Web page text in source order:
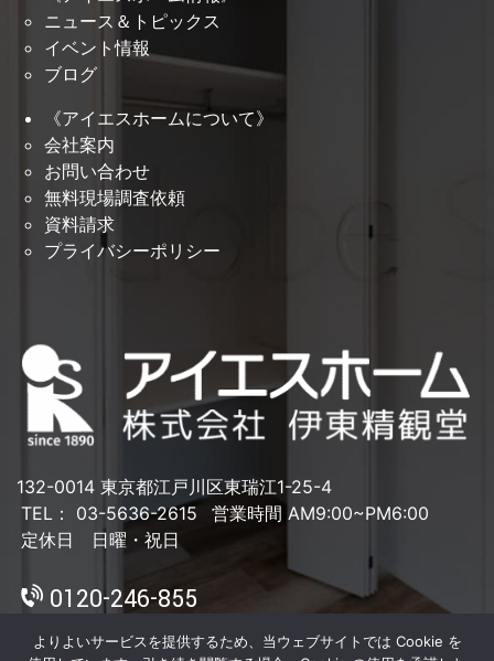
ニュース＆トピックス
イベント情報
ブログ
《アイエスホームについて》
会社案内
お問い合わせ
無料現場調査依頼
資料請求
プライバシーポリシー
132-0014 東京都江戸川区東瑞江1-25-4
TEL： 03-5636-2615
営業時間 AM9:00~PM6:00
定休日 日曜・祝日
0120-246-855
よりよいサービスを提供するため、当ウェブサイトでは Cookie を